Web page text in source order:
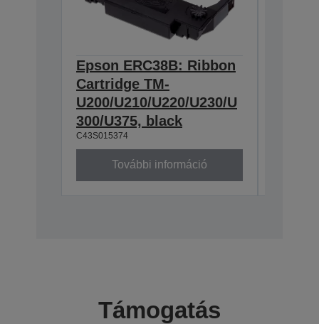
Epson ERC38B: Ribbon
Cartridge TM-
U200/U210/U220/U230/U
300/U375, black
C43S015374
További információ
Támogatás